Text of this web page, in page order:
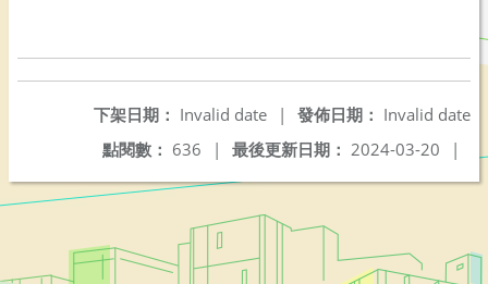
發佈日期： Invalid date
下架日期： Invalid date
|
最後更新日期： 2024-03-20 |
點閱數： 636 |